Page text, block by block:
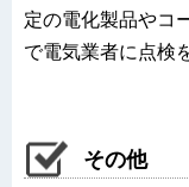
定の電化製品やコ
で電気業者に点検
その他